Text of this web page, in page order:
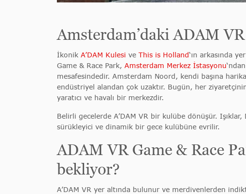
Amsterdam’daki ADAM
İkonik A’DAM Kulesi ve This is Holland‘ın arkasında
Game & Race Park, Amsterdam Merkez İstasyonu
mesafesindedir. Amsterdam Noord, kendi başına
endüstriyel alandan çok uzaktır. Bugün, her
yaratıcı ve havalı bir merkezdir.
Belirli gecelerde A’DAM VR bir kulübe dönüşür.
sürükleyici ve dinamik bir gece kulübüne evrilir.
ADAM VR Game & Race
bekliyor?
A’DAM VR yer altında bulunur ve merdivenlerden